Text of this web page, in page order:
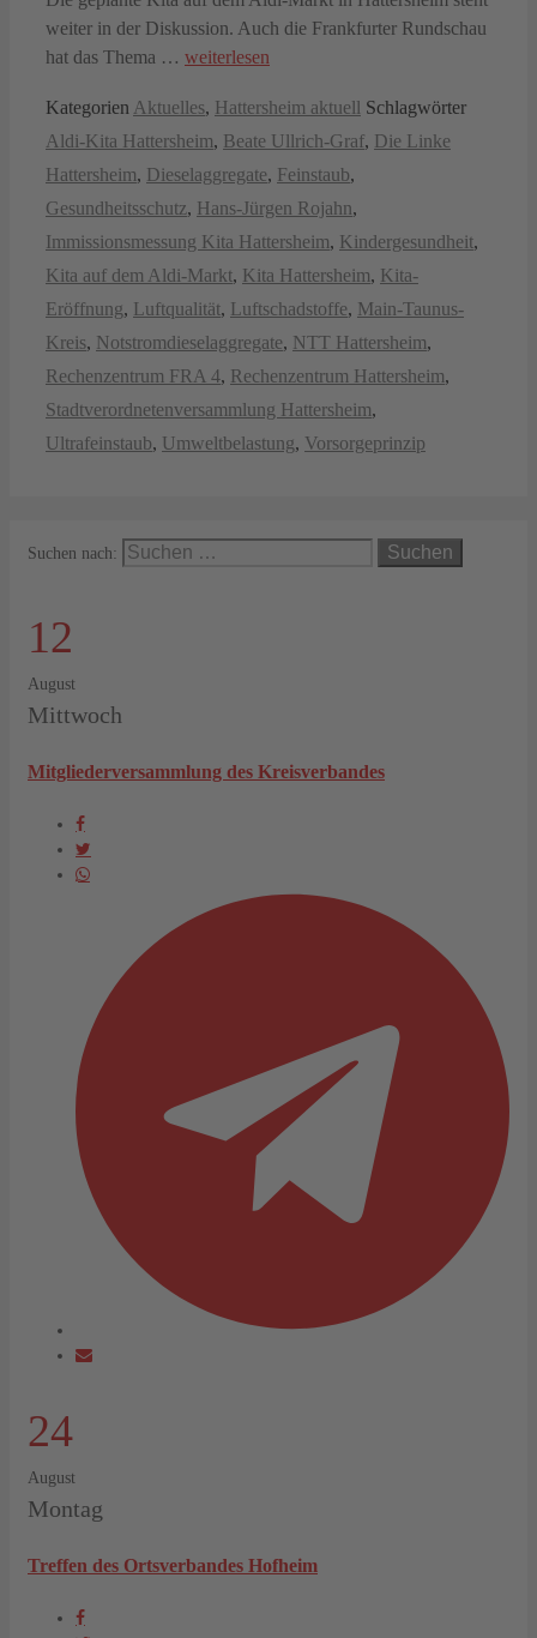
weiter in der Diskussion. Auch die Frankfurter Rundschau
hat das Thema … weiterlesen
Kategorien Aktuelles, Hattersheim aktuell Schlagwörter
Aldi-Kita Hattersheim, Beate Ullrich-Graf, Die Linke
Hattersheim, Dieselaggregate, Feinstaub,
Gesundheitsschutz, Hans-Jürgen Rojahn,
Immissionsmessung Kita Hattersheim, Kindergesundheit,
Kita auf dem Aldi-Markt, Kita Hattersheim, Kita-
Eröffnung, Luftqualität, Luftschadstoffe, Main-Taunus-
Kreis, Notstromdieselaggregate, NTT Hattersheim,
Rechenzentrum FRA 4, Rechenzentrum Hattersheim,
Stadtverordnetenversammlung Hattersheim,
Ultrafeinstaub, Umweltbelastung, Vorsorgeprinzip
Suchen nach:
12
August
Mittwoch
Mitgliederversammlung des Kreisverbandes
24
August
Montag
Treffen des Ortsverbandes Hofheim